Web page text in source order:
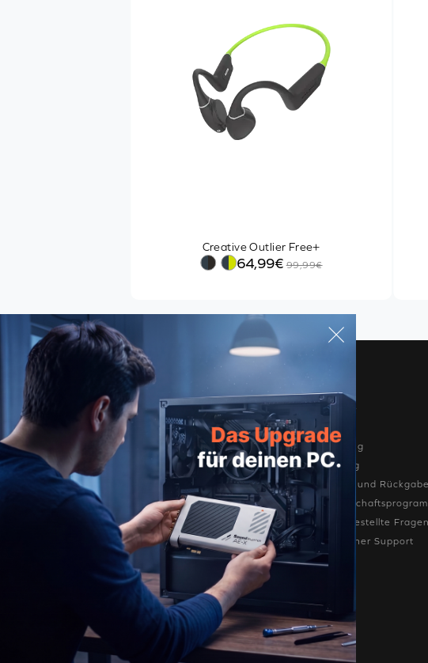
Empfohlene Nutzung
ONLINE EINKAUFEN
Creative Outlier Free+
64,99€99,99€
PRODUKTE
Super X-Fi
Sound Blaster
Lautsprecher
Kopfhörer
Für die Arbeit
Webkamera
Adapter & Zubehör
Audio-Enthusiasten
Angebotspakete
B-Stock
Produkte
Zahlung
Bestellung
Lieferung
Garantie und Rückgabe
Häufig gestellte
Technischer Support
Kontakt